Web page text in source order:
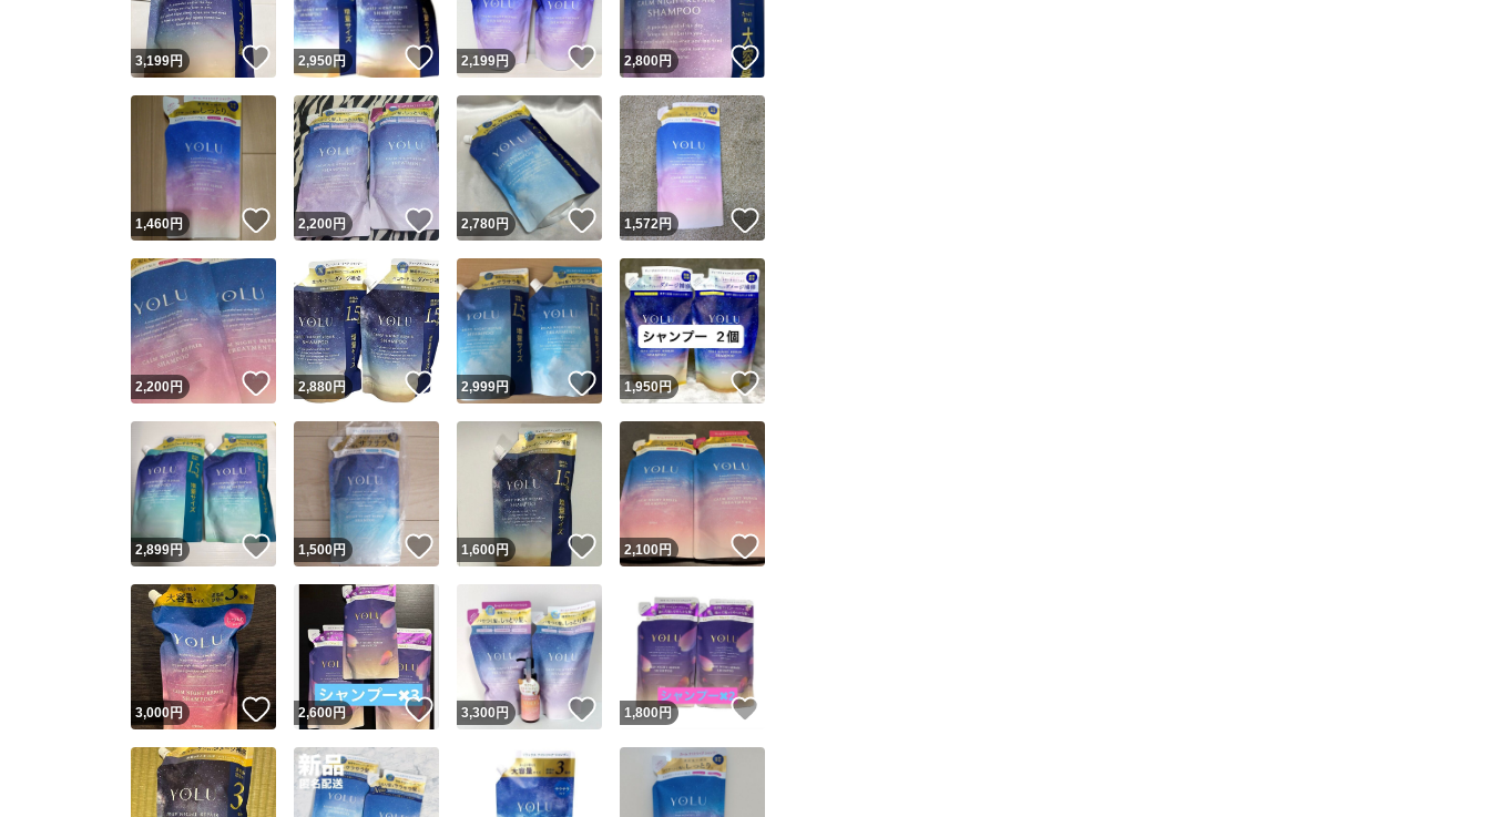
3,199円 いいね！
2,950 円 いいね！
2,199円 いいね！
2,800円
1,460円 いいね！
2,200円 いいね！
2,780円 いいね！
1,572円 いいね！
2,200円 いいね！
2,880円 いいね！
2,999円 いいね！
1,950円 いいね！
2,899円 いいね！
1,500円 いいね！
1,600円 いいね！
2,100円
3,000円 いいね！
2,600円 いいね！
3,300円 いいね！
1,800円